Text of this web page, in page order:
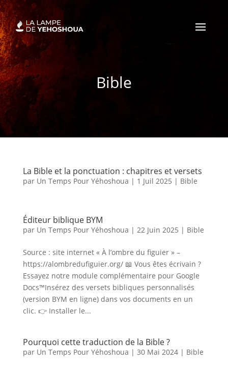
Bible
La Bible et la ponctuation : chapitres et versets
par Un Temps Pour Yéhoshoua | 1 Juil 2025 | Bible
Éditeur biblique BYM
par Un Temps Pour Yéhoshoua | 22 Juin 2025 | Bible
Source : site internet « À l’ombre du figuier » –
https://alombredufiguier.org/ 📖 Vous êtes écrivain ?
Essayez notre module complémentaire pour Google
Docs™Insérez des versets bibliques personnalisés
(version BYM en ligne) dans vos documents en un
clic. 👉 Installer le...
Pourquoi cette traduction de la Bible ?
par Un Temps Pour Yéhoshoua | 30 Mai 2024| Bible